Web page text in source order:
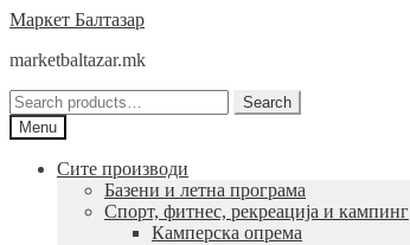
Skip
navigation
Skip
content
Маркет Балтазар
marketbaltazar.mk
Search
for:
Search
Menu
Сите производи
Базени и летна програма
Спорт, фитнес, рекреација и кампинг
Камперска опрема